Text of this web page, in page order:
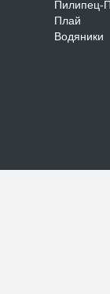
Пилипец-
Плай
Водяники